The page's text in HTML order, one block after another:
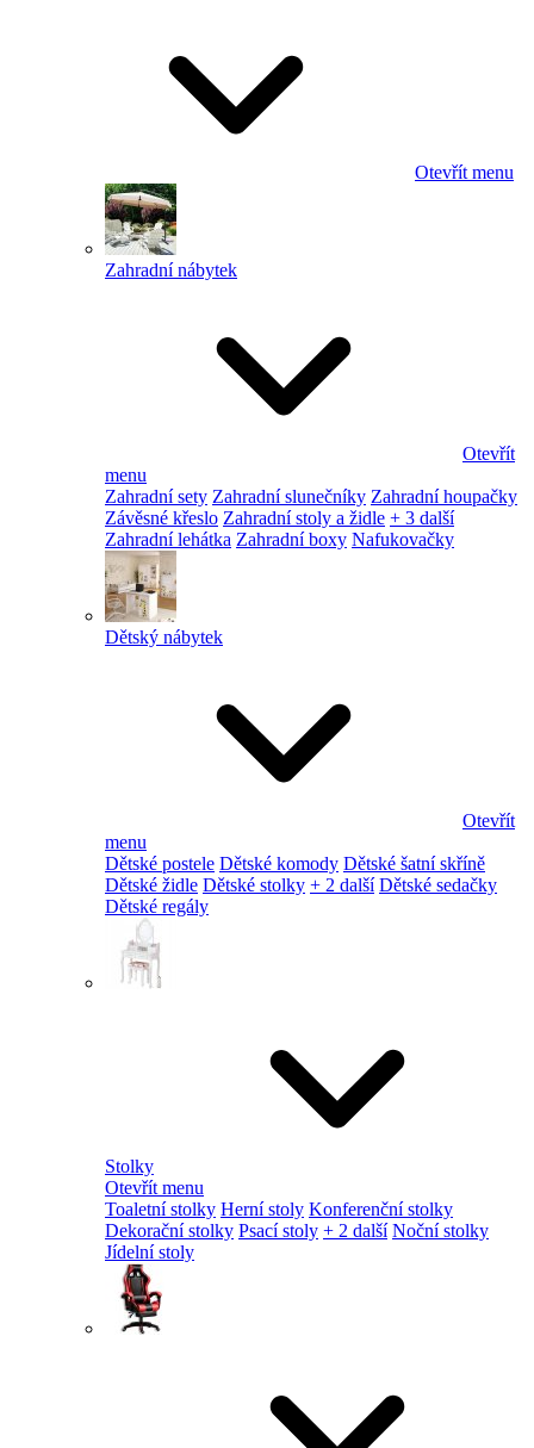
Otevřít menu
Zahradní nábytek
Otevřít
menu
Zahradní sety Zahradní slunečníky Zahradní houpačky
Závěsné křeslo Zahradní stoly a židle + 3 další
Zahradní lehátka Zahradní boxy Nafukovačky
Dětský nábytek
Otevřít
menu
Dětské postele Dětské komody Dětské šatní skříně
Dětské židle Dětské stolky + 2 další Dětské sedačky
Dětské regály
Stolky
Otevřít menu
Toaletní stolky Herní stoly Konferenční stolky
Dekorační stolky Psací stoly + 2 další Noční stolky
Jídelní stoly